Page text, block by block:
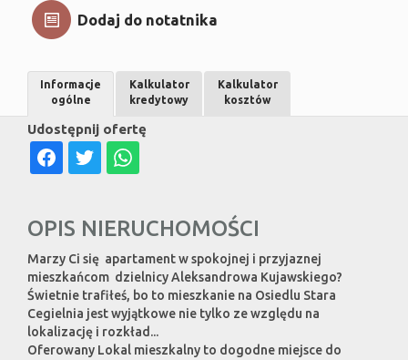
Dodaj do notatnika
Udostępnij ofertę
Informacje
ogólne
Kalkulator
kredytowy
Kalkulator
kosztów
OPIS NIERUCHOMOŚCI
Marzy Ci się apartament w spokojnej i przyjaznej
mieszkańcom dzielnicy Aleksandrowa Kujawskiego?
Świetnie trafiłeś, bo to mieszkanie na Osiedlu Stara
Cegielnia jest wyjątkowe nie tylko ze względu na
lokalizację i rozkład...
Oferowany Lokal mieszkalny to dogodne miejsce do